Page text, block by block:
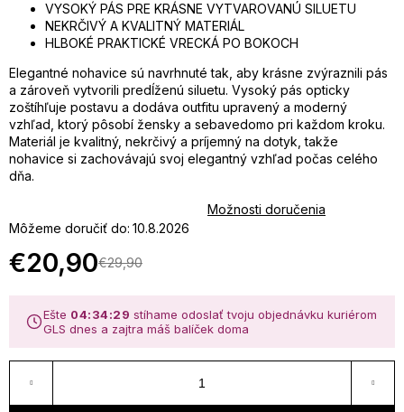
VYSOKÝ PÁS PRE KRÁSNE VYTVAROVANÚ SILUETU
NEKRČIVÝ A KVALITNÝ MATERIÁL
HLBOKÉ PRAKTICKÉ VRECKÁ PO BOKOCH
Elegantné nohavice sú navrhnuté tak, aby krásne zvýraznili pás
a zároveň vytvorili predĺženú siluetu. Vysoký pás opticky
zoštíhľuje postavu a dodáva outfitu upravený a moderný
vzhľad, ktorý pôsobí žensky a sebavedomo pri každom kroku.
Materiál je kvalitný, nekrčivý a príjemný na dotyk, takže
nohavice si zachovávajú svoj elegantný vzhľad počas celého
dňa.
Môžeme doručiť do: 10.8.2026
Možnosti doručenia
€29,90
€20,90
Ešte 04:34:29 stíhame odoslať tvoju objednávku kuriérom
GLS dnes a zajtra máš balíček doma
b
u
t
e
á